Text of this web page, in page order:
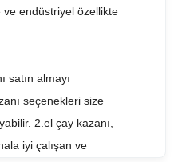
endüstriyel özellikte
satın almayı
seçenekleri size
2.el çay kazanı,
iyi çalışan ve